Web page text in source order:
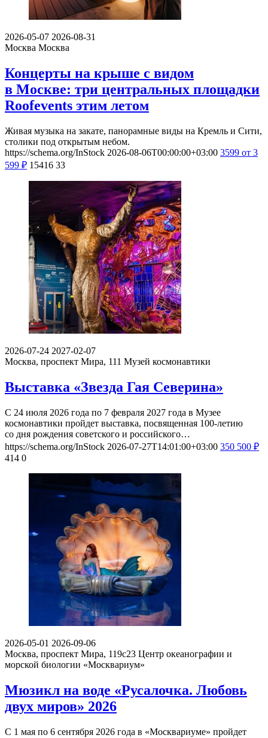
2026-05-07 2026-08-31
Москва Москва
Концерты на крыше с видом
в Москве: три центральных площадки
Roofevents этим летом
Живая музыка на закате, панорамные виды на Кремль и Сити,
столики под открытым небом.
https://schema.org/InStock 2026-08-06T00:00:00+03:00 3599 от 3
599 ₽ 15416 33
2026-07-24 2027-02-07
Москва, проспект Мира, 111 Музей космонавтики
Выставка «Звезда Гая Северина»
С 24 июля 2026 года по 7 февраля 2027 года в Музее
космонавтики пройдет выставка, посвященная 100-летию
со дня рождения советского и российского…
https://schema.org/InStock 2026-07-27T14:01:00+03:00 350 500 ₽
414 0
2026-05-01 2026-09-06
Москва, проспект Мира, 119с23 Центр океанографии и
морской биологии «Москвариум»
Мюзикл на воде «Русалочка. Любовь
двух миров» 2026
С 1 мая по 6 сентября 2026 года в «Москвариуме» пройдет